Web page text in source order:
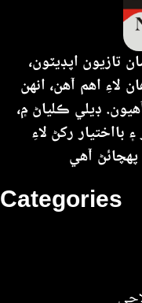
Categories
تازيون اپڊيٽون،
لاءِ اهم آهن، انهن
ڊيلي ڪلياڻ ۾،
رکڻ لاءِ